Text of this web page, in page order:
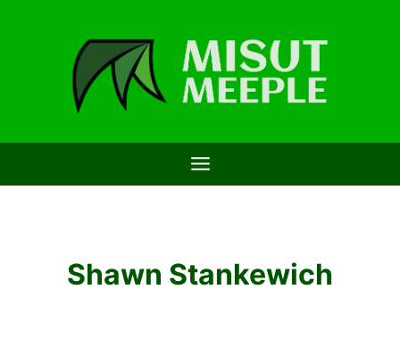
Shawn Stankewich